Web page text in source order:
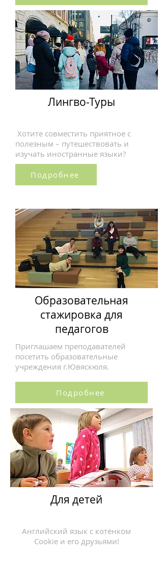
Лингво-Туры
Хотите совместить приятное с
полезным – путешествовать и
изучать иностранные языки?
Подробнее
Образовательная
стажировка для
педагогов
Приглашаем преподавателей
посетить образовательные
учреждения г.Ювяскюля.
Подробнее
Для детей
Английский язык с котёнком
Cookie и его друзьями!